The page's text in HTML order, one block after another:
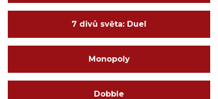
7 divů světa: Duel
Monopoly
Dobble